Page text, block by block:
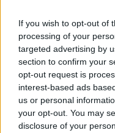
If you wish to opt-out of
processing of your
targeted advertising by
section to confirm your
opt-out request is
interest-based ads
us or personal
your opt-out. You may
disclosure of your
(Makeshift
Concert/Live